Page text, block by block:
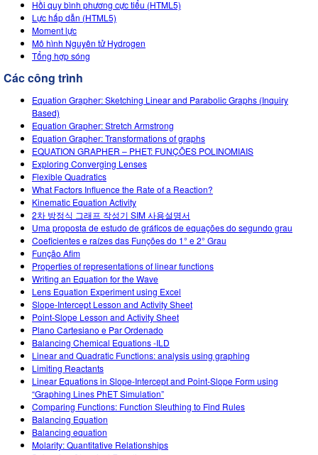
Customizable Sims
Teaching with PhET
Data Fluency
DEIB in STEM Ed
SceneryStack OSE
Impact Report
Hồi quy bình phương cực tiểu (HTML5)
Lực hấp dẫn (HTML5)
Moment lực
Mô hình Nguyên tử Hydrogen
Tổng hợp sóng
Các công trình
Equation Grapher: Sketching Linear and Parabolic Graphs (Inquiry
Based)
Equation Grapher: Stretch Armstrong
Equation Grapher: Transformations of graphs
EQUATION GRAPHER – PHET: FUNÇÕES POLINOMIAIS
Exploring Converging Lenses
Flexible Quadratics
What Factors Influence the Rate of a Reaction?
Kinematic Equation Activity
2차 방정식 그래프 작성기 SIM 사용설명서
Uma proposta de estudo de gráficos de equações do segundo grau
Coeficientes e raízes das Funções do 1° e 2° Grau
Função Afim
Properties of representations of linear functions
Writing an Equation for the Wave
Lens Equation Experiment using Excel
Slope-Intercept Lesson and Activity Sheet
Point-Slope Lesson and Activity Sheet
Plano Cartesiano e Par Ordenado
Balancing Chemical Equations -ILD
Linear and Quadratic Functions: analysis using graphing
Limiting Reactants
Linear Equations in Slope-Intercept and Point-Slope Form using
“Graphing Lines PhET Simulation”
Comparing Functions: Function Sleuthing to Find Rules
Balancing Equation
Balancing equation
Molarity: Quantitative Relationships